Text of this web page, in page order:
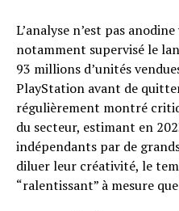
L’analyse n’est pas
notamment supervisé le
93 millions d’unités
PlayStation avant de
régulièrement montré
du secteur, estimant en
indépendants par de
diluer leur créativité, le
“ralentissant” à mesure